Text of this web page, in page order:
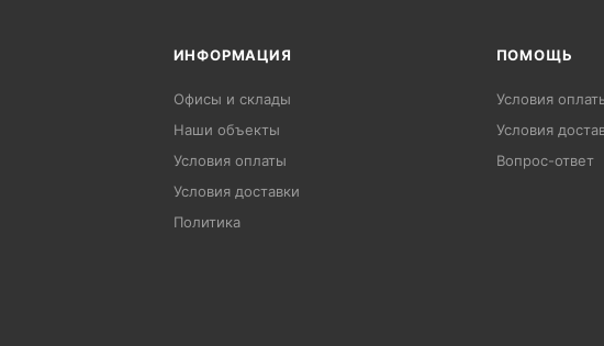
ИНФОРМАЦИЯ
Офисы и склады
Наши объекты
Условия оплаты
Условия доставки
Политика
ПОМОЩЬ
Условия
Условия
Вопрос-ответ